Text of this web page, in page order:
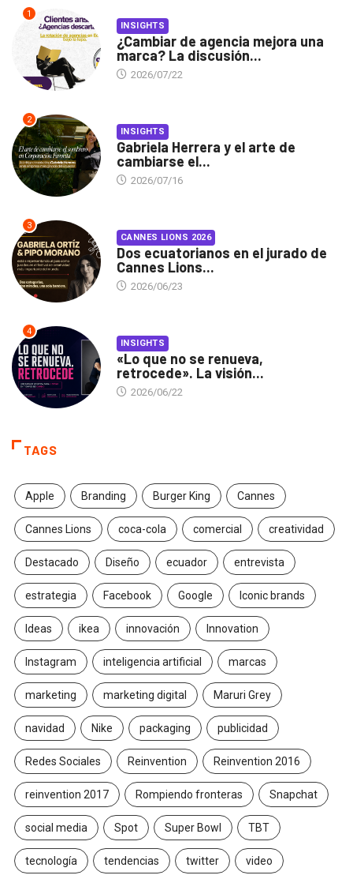
1
INSIGHTS
¿Cambiar de agencia mejora una
marca? La discusión...
2026/07/22
2
INSIGHTS
Gabriela Herrera y el arte de
cambiarse el...
2026/07/16
3
CANNES LIONS 2026
Dos ecuatorianos en el jurado de
Cannes Lions...
2026/06/23
4
INSIGHTS
«Lo que no se renueva,
retrocede». La visión...
2026/06/22
TAGS
Apple Branding Burger King Cannes
Cannes Lions coca-cola comercial creatividad
Destacado Diseño ecuador entrevista
estrategia Facebook Google Iconic brands
Ideas ikea innovación Innovation
Instagram inteligencia artificial marcas
marketing marketing digital Maruri Grey
navidad Nike packaging publicidad
Redes Sociales Reinvention Reinvention 2016
reinvention 2017 Rompiendo fronteras Snapchat
social media Spot Super Bowl TBT
tecnología tendencias twitter video